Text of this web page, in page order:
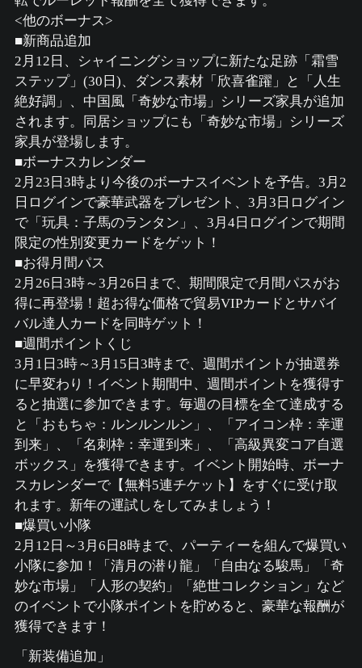
<他のボーナス>
■新商品追加
2月12日、シャイニングショップに新たな足跡「霜雪
ステップ」(30日)、ダンス素材「欣喜雀躍」と「人生
絶好調」、中国風「奇妙な市場」シリーズ家具が追加
されます。同居ショップにも「奇妙な市場」シリーズ
家具が登場します。
■ボーナスカレンダー
2月23日3時より今後のボーナスイベントを予告。3月2
日ログインで豪華武器をプレゼント、3月3日ログイン
で「玩具：子馬のランタン」、3月4日ログインで期間
限定の性別変更カードをゲット！
■お得月間パス
2月26日3時～3月26日まで、期間限定で月間パスがお
得に再登場！超お得な価格で貿易VIPカードとサバイ
バル達人カードを同時ゲット！
■週間ポイントくじ
3月1日3時～3月15日3時まで、週間ポイントが抽選券
に早変わり！イベント期間中、週間ポイントを獲得す
ると抽選に参加できます。毎週の目標を全て達成する
と「おもちゃ：ルンルンルン」、「アイコン枠：幸運
到来」、「名刺枠：幸運到来」、「高級異変コア自選
ボックス」を獲得できます。イベント開始時、ボーナ
スカレンダーで【無料5連チケット】をすぐに受け取
れます。新年の運試しをしてみましょう！
■爆買い小隊
2月12日～3月6日8時まで、パーティーを組んで爆買い
小隊に参加！「清月の潜り龍」「自由なる駿馬」「奇
妙な市場」「人形の契約」「絶世コレクション」など
のイベントで小隊ポイントを貯めると、豪華な報酬が
獲得できます！
「新装備追加」